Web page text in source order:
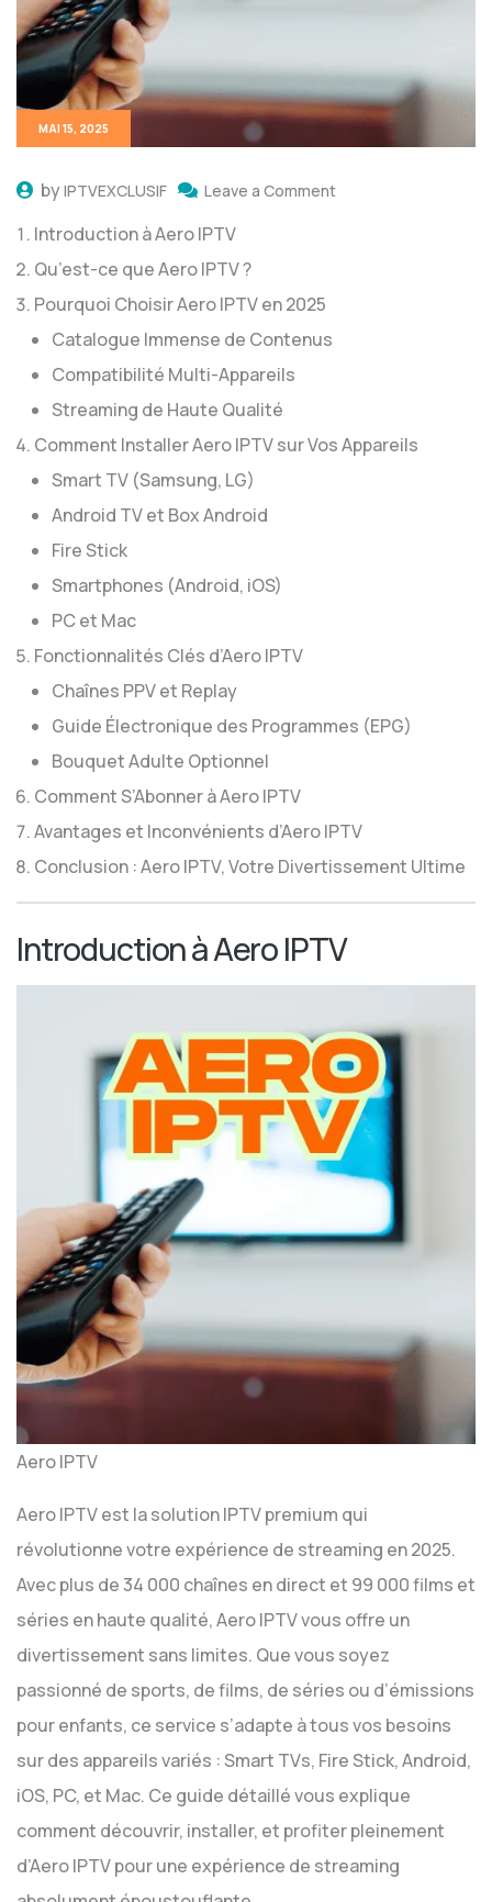
MAI 15, 2025
byIPTVEXCLUSIF Leave a Comment
Introduction à Aero IPTV
Qu’est-ce que Aero IPTV ?
Pourquoi Choisir Aero IPTV en 2025
Catalogue Immense de Contenus
Compatibilité Multi-Appareils
Streaming de Haute Qualité
Comment Installer Aero IPTV sur Vos Appareils
Smart TV (Samsung, LG)
Android TV et Box Android
Fire Stick
Smartphones (Android, iOS)
PC et Mac
Fonctionnalités Clés d’Aero IPTV
Chaînes PPV et Replay
Guide Électronique des Programmes (EPG)
Bouquet Adulte Optionnel
Comment S’Abonner à Aero IPTV
Avantages et Inconvénients d’Aero IPTV
Conclusion : Aero IPTV, Votre Divertissement Ultime
Introduction à Aero IPTV
Aero IPTV
Aero IPTV est la solution IPTV premium qui
révolutionne votre expérience de streaming en 2025.
Avec plus de 34 000 chaînes en direct et 99 000 films et
séries en haute qualité, Aero IPTV vous offre un
divertissement sans limites. Que vous soyez
passionné de sports, de films, de séries ou d’émissions
pour enfants, ce service s’adapte à tous vos besoins
sur des appareils variés : Smart TVs, Fire Stick, Android,
iOS, PC, et Mac. Ce guide détaillé vous explique
comment découvrir, installer, et profiter pleinement
d’Aero IPTV pour une expérience de streaming